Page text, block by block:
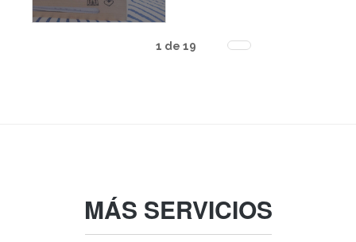
1 de 19
MÁS SERVICIOS